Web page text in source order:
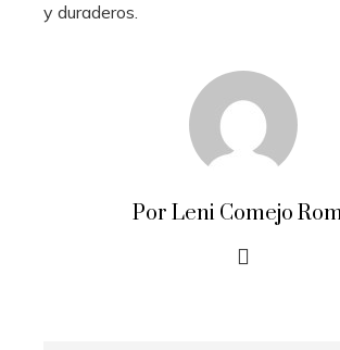
y duraderos.
Por Leni Comejo